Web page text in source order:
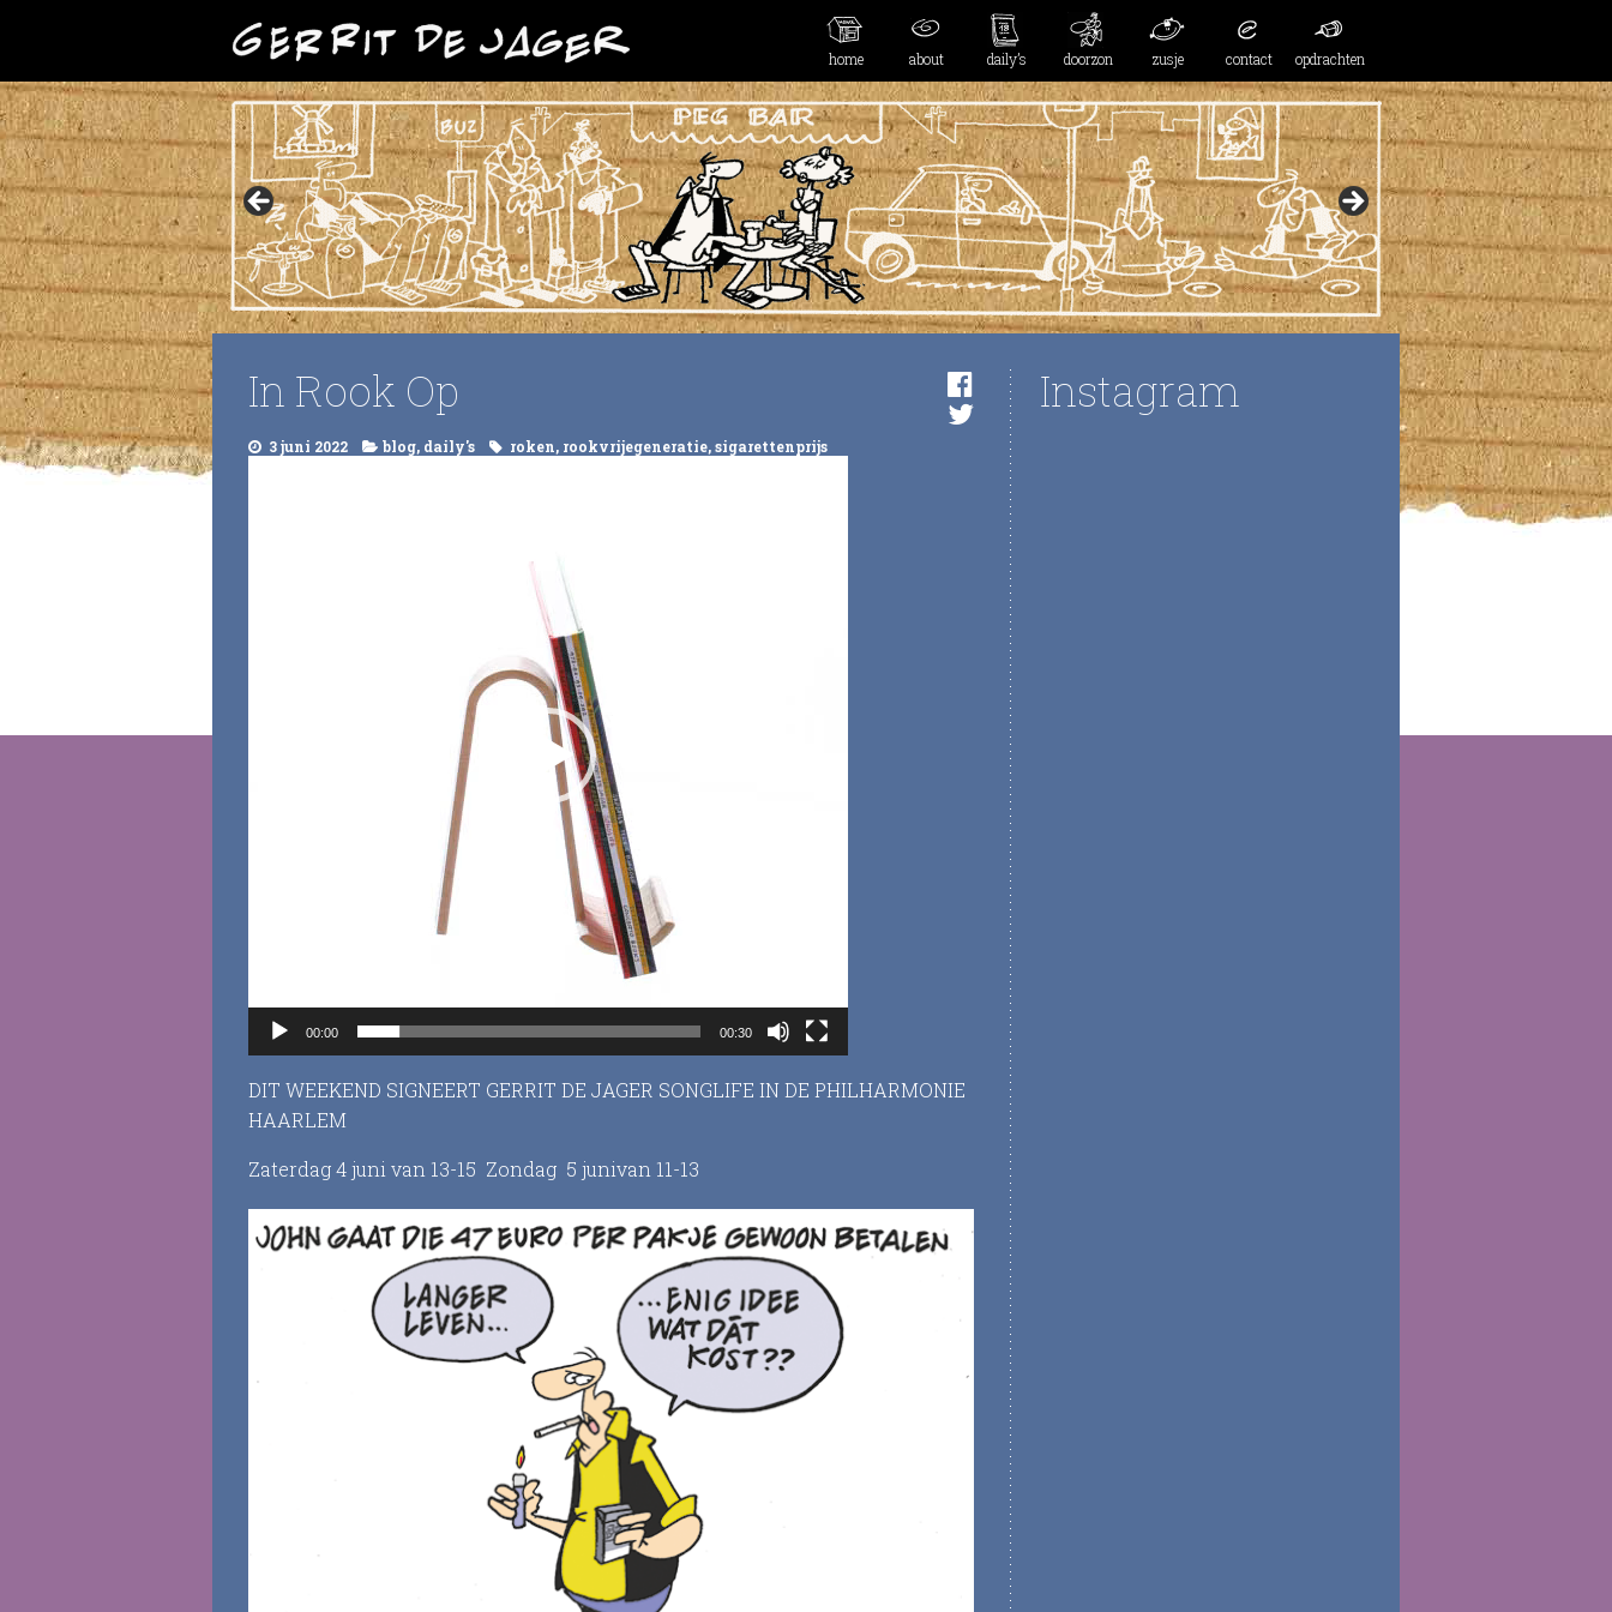
home about daily’s doorzon zusje contact opdrachten
In Rook Op
3 juni 2022 blog, daily's roken, rookvrijegeneratie,sigarettenprijs
00:00 00:30
DIT WEEKEND SIGNEERT GERRIT DE JAGER SONGLIFE IN DE PHILHARMONIE
HAARLEM
Zaterdag 4 juni van 13-15 Zondag 5 junivan 11-13
Instagram